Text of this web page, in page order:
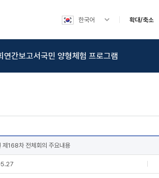
한국어 확대/축소
연간보고서국민 양형체험 프로그램
제168차 전체회의 주요내용